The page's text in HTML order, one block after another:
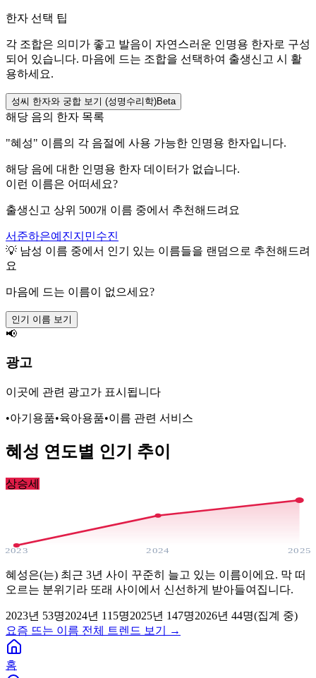
한자 선택 팁
각 조합은 의미가 좋고 발음이 자연스러운 인명용 한자로 구성
되어 있습니다. 마음에 드는 조합을 선택하여 출생신고 시 활
용하세요.
성씨 한자와 궁합 보기 (성명수리학)Beta
해당 음의 한자 목록
"혜성" 이름의 각 음절에 사용 가능한 인명용 한자입니다.
해당 음에 대한 인명용 한자 데이터가 없습니다.
이런 이름은 어떠세요?
출생신고 상위 500개 이름 중에서 추천해드려요
서준하은예진지민수진
💡 남성 이름 중에서 인기 있는 이름들을 랜덤으로 추천해드려
요
마음에 드는 이름이 없으세요?
인기 이름 보기
📢
광고
이곳에 관련 광고가 표시됩니다
•아기용품•육아용품•이름 관련 서비스
혜성 연도별 인기 추이
상승세
2023 2024 2025
혜성은(는) 최근 3년 사이 꾸준히 늘고 있는 이름이에요. 막 떠
오르는 분위기라 또래 사이에서 신선하게 받아들여집니다.
2023년 53명2024년 115명2025년 147명2026년 44명(집계 중)
요즘 뜨는 이름 전체 트렌드 보기 →
홈